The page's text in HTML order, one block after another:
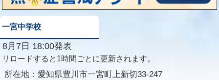
一宮中学校
8月7日 18:00発表
リロードすると1時間ごとに更新されます。
所在地： 愛知県豊川市一宮町上新切33-247